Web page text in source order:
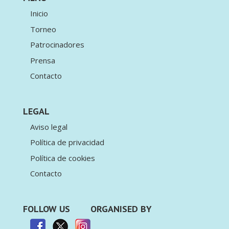
Inicio
Torneo
Patrocinadores
Prensa
Contacto
LEGAL
Aviso legal
Política de privacidad
Política de cookies
Contacto
FOLLOW US ORGANISED BY